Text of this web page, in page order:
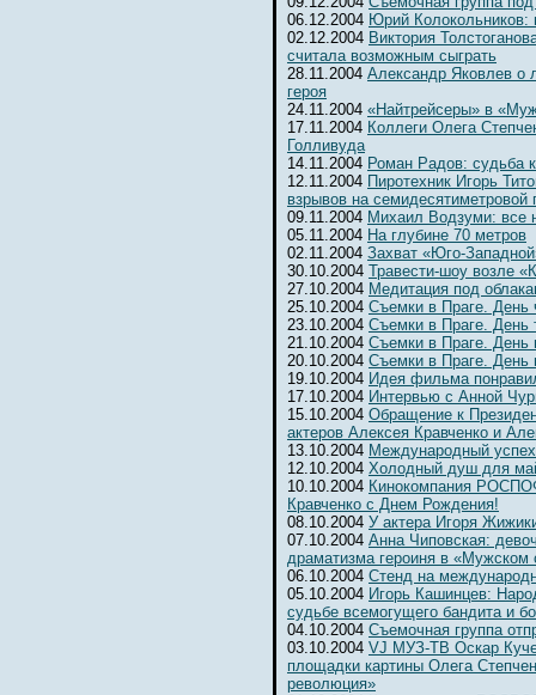
06.12.2004 Юрий Колокольников:
02.12.2004 Виктория
считала возможным сыграть
28.11.2004 Александр Яковлев о
героя
24.11.2004 «Найтрейсеры» в
17.11.2004 Коллеги Олега
Голливуда
14.11.2004 Роман Радов: судьба
12.11.2004 Пиротехник Игорь
взрывов на семидесятиметровой
09.11.2004 Михаил Водзуми: все
05.11.2004 На глубине 70 метров
02.11.2004 Захват «Юго-
30.10.2004 Травести-шоу возле
27.10.2004 Медитация под
25.10.2004 Съемки в Праге. День
23.10.2004 Съемки в Праге. День
21.10.2004 Съемки в Праге. День
20.10.2004 Съемки в Праге. День
19.10.2004 Идея фильма
17.10.2004 Интервью с Анной
15.10.2004 Обращение к
актеров Алексея Кравченко и
13.10.2004 Международный
12.10.2004 Холодный душ для
10.10.2004 Кинокомпания
Кравченко с Днем Рождения!
08.10.2004 У актера Игоря
07.10.2004 Анна Чиповская:
драматизма героиня в «Мужском
06.10.2004 Cтенд на
05.10.2004 Игорь Кашинцев:
судьбе всемогущего бандита и
04.10.2004 Съемочная группа
03.10.2004 VJ МУЗ-ТВ Оскар
площадки картины Олега
революция»